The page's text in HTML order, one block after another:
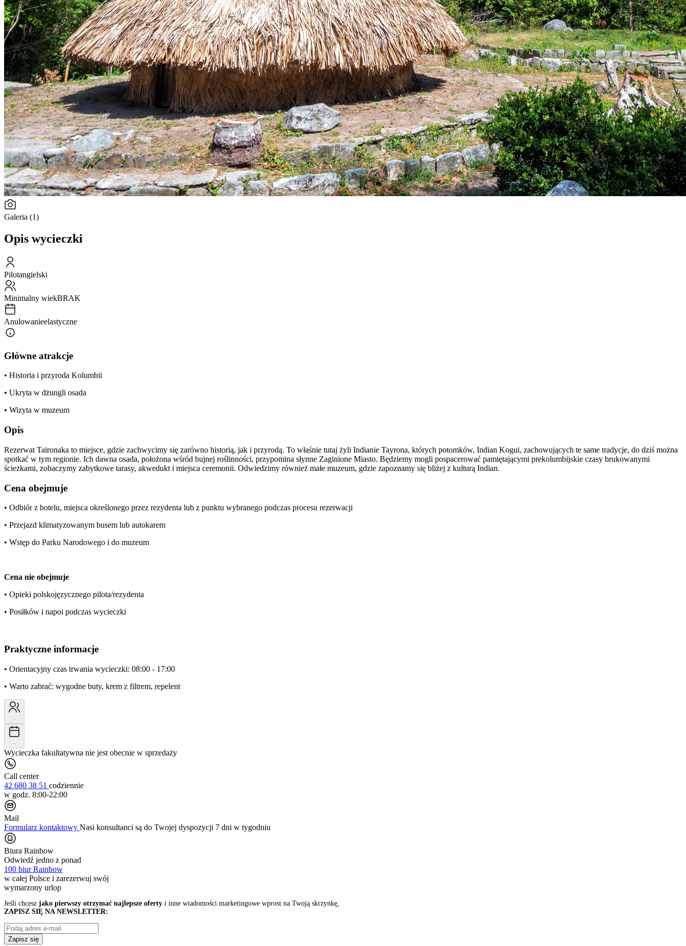
Galeria (1)
Opis wycieczki
Pilotangielski
Minimalny wiekBRAK
Anulowanieelastyczne
Główne atrakcje
• Historia i przyroda Kolumbii
• Ukryta w dżungli osada
• Wizyta w muzeum
Opis
Rezerwat Taironaka to miejsce, gdzie zachwycimy się zarówno historią, jak i przyrodą. To właśnie tutaj żyli Indianie Tayrona, których potomków, Indian Kogui, zachowujących te same tradycje, do dziś można
spotkać w tym regionie. Ich dawna osada, położona wśród bujnej roślinności, przypomina słynne Zaginione Miasto. Będziemy mogli pospacerować pamiętającymi prekolumbijskie czasy brukowanymi
ścieżkami, zobaczymy zabytkowe tarasy, akwedukt i miejsca ceremonii. Odwiedzimy również małe muzeum, gdzie zapoznamy się bliżej z kulturą Indian.
Cena obejmuje
• Odbiór z hotelu, miejsca określonego przez rezydenta lub z punktu wybranego podczas procesu rezerwacji
• Przejazd klimatyzowanym busem lub autokarem
• Wstęp do Parku Narodowego i do muzeum
Cena nie obejmuje
• Opieki polskojęzycznego pilota/rezydenta
• Posiłków i napoi podczas wycieczki
Praktyczne informacje
• Orientacyjny czas trwania wycieczki: 08:00 - 17:00
• Warto zabrać: wygodne buty, krem z filtrem, repelent
-
-
Wycieczka fakultatywna nie jest obecnie w sprzedaży
Call center
42 680 38 51 codziennie
w godz. 8:00-22:00
Mail
Formularz kontaktowy Nasi konsultanci są do Twojej dyspozycji 7 dni w tygodniu
Biura Rainbow
Odwiedź jedno z ponad
100 biur Rainbow
w całej Polsce i zarezerwuj swój
wymarzony urlop
Jeśli chcesz jako pierwszy otrzymać najlepsze oferty i inne wiadomości marketingowe wprost na Twoją skrzynkę,
ZAPISZ SIĘ NA NEWSLETTER:
Zapisz się